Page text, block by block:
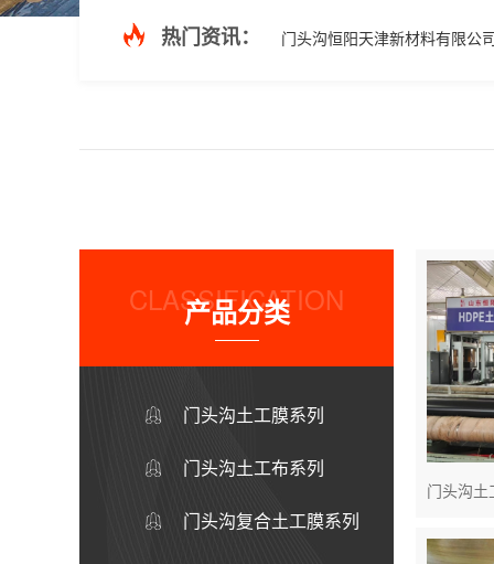
热门资讯： 门头沟恒阳天津新材料有限公
CLASSIFICATION
产品分类
门头沟土工膜系列
门头沟土工布系列
门头沟复合土工膜系列
门头沟土